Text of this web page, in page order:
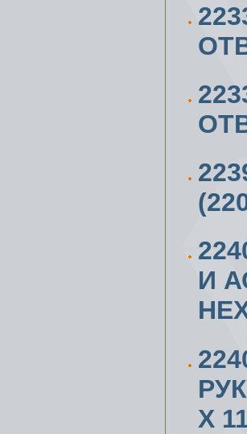
И
X